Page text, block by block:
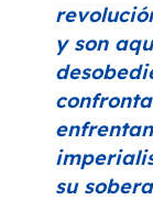
y son
su